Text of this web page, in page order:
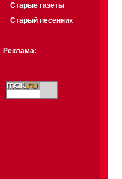
Старые газеты
Старый песенник
Реклама: